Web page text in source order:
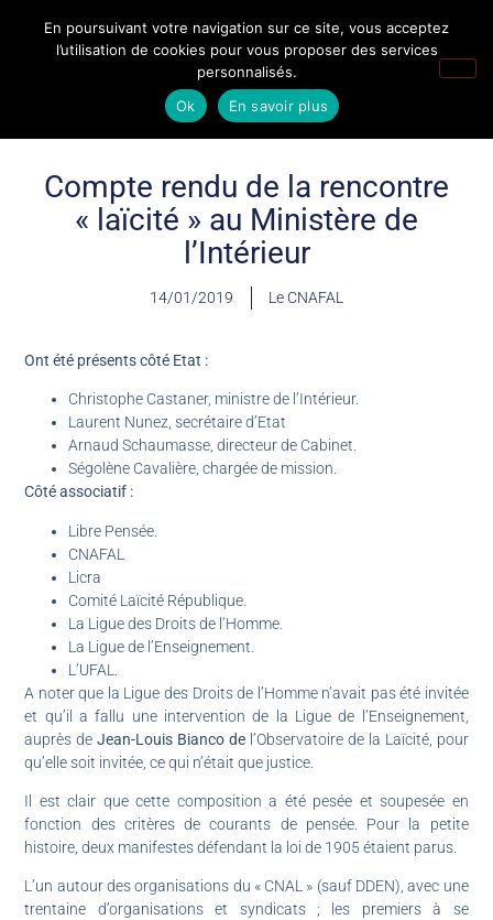
Compte rendu de la rencontre
« laïcité » au Ministère de
l’Intérieur
14/01/2019 Le CNAFAL
Ont été présents côté Etat :
Christophe Castaner, ministre de l’Intérieur.
Laurent Nunez, secrétaire d’Etat
Arnaud Schaumasse, directeur de Cabinet.
Ségolène Cavalière, chargée de mission.
Côté associatif :
Libre Pensée.
CNAFAL
Licra
Comité Laïcité République.
La Ligue des Droits de l’Homme.
La Ligue de l’Enseignement.
L’UFAL.
A noter que la Ligue des Droits de l’Homme n’avait pas été invitée
et qu’il a fallu une intervention de la Ligue de l’Enseignement,
auprès deJean-Louis Bianco de l’Observatoire de la Laïcité, pour
qu’elle soit invitée, ce qui n’était que justice.
Il est clair que cette composition a été pesée et soupesée en
fonction des critères de courants de pensée. Pour la petite
histoire, deux manifestes défendant la loi de 1905 étaient parus.
L’un autour des organisations du « CNAL » (sauf DDEN), avec une
trentaine d’organisations et syndicats ; les premiers à se
En poursuivant votre navigation sur ce site, vous acceptez
l’utilisation de cookies pour vous proposer des services
personnalisés.
Ok
En savoir plus